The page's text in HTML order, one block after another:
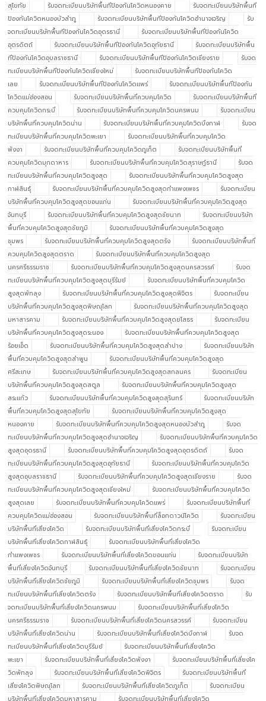
สุโขทัย
รับจดทะเบียนบริษัทพื้นทีป้องกันโควิดหนองคาย
รับจดทะเบียนบริษัทพื้นที
ป้องกันโควิดหนองบัวลำภู
รับจดทะเบียนบริษัทพื้นทีป้องกันโควิดอำนาจเจริญ
รับ
จดทะเบียนบริษัทพื้นทีป้องกันโควิดอุดรธานี
รับจดทะเบียนบริษัทพื้นทีป้องกันโควิด
อุตรดิตถ์
รับจดทะเบียนบริษัทพื้นทีป้องกันโควิดอุทัยธานี
รับจดทะเบียนบริษัทพื้น
ทีป้องกันโควิดอุบลราชธานี
รับจดทะเบียนบริษัทพื้นทีป้องกันโควิดเชียงราย
รับจด
ทะเบียนบริษัทพื้นทีป้องกันโควิดเชียงใหม่
รับจดทะเบียนบริษัทพื้นทีป้องกันโควิด
เลย
รับจดทะเบียนบริษัทพื้นทีป้องกันโควิดแพร่
รับจดทะเบียนบริษัทพื้นทีป้องกัน
โควิดแม่ฮ่องสอน
รับจดทะเบียนบริษัทพื้นที่ควบคุมโควิด
รับจดทะเบียนบริษัทพื้นที่
ควบคุมโควิดกระบี่
รับจดทะเบียนบริษัทพื้นที่ควบคุมโควิดนครพนม
รับจดทะเบียน
บริษัทพื้นที่ควบคุมโควิดน่าน
รับจดทะเบียนบริษัทพื้นที่ควบคุมโควิดบึงกาฬ
รับจด
ทะเบียนบริษัทพื้นที่ควบคุมโควิดพะเยา
รับจดทะเบียนบริษัทพื้นที่ควบคุมโควิด
พังงา
รับจดทะเบียนบริษัทพื้นที่ควบคุมโควิดภูเก็ต
รับจดทะเบียนบริษัทพื้นที่
ควบคุมโควิดมุกดาหาร
รับจดทะเบียนบริษัทพื้นที่ควบคุมโควิดสุราษฎ์ธานี
รับจด
ทะเบียนบริษัทพื้นที่ควบคุมโควิดสูงสุด
รับจดทะเบียนบริษัทพื้นที่ควบคุมโควิดสูงสุด
กาฬสินธุ์
รับจดทะเบียนบริษัทพื้นที่ควบคุมโควิดสูงสุดกำแพงเพชร
รับจดทะเบียน
บริษัทพื้นที่ควบคุมโควิดสูงสุดขอนแก่น
รับจดทะเบียนบริษัทพื้นที่ควบคุมโควิดสูงสุด
จันทบุรี
รับจดทะเบียนบริษัทพื้นที่ควบคุมโควิดสูงสุดชัยนาท
รับจดทะเบียนบริษัท
พื้นที่ควบคุมโควิดสูงสุดชัยภูมิ
รับจดทะเบียนบริษัทพื้นที่ควบคุมโควิดสูงสุด
ชุมพร
รับจดทะเบียนบริษัทพื้นที่ควบคุมโควิดสูงสุดตรัง
รับจดทะเบียนบริษัทพื้นที่
ควบคุมโควิดสูงสุดตราด
รับจดทะเบียนบริษัทพื้นที่ควบคุมโควิดสูงสุด
นครศรีธรรมราช
รับจดทะเบียนบริษัทพื้นที่ควบคุมโควิดสูงสุดนครสวรรค์
รับจด
ทะเบียนบริษัทพื้นที่ควบคุมโควิดสูงสุดบุรีรัมย์
รับจดทะเบียนบริษัทพื้นที่ควบคุมโควิด
สูงสุดพัทลุง
รับจดทะเบียนบริษัทพื้นที่ควบคุมโควิดสูงสุดพิจิตร
รับจดทะเบียน
บริษัทพื้นที่ควบคุมโควิดสูงสุดพิษณุโลก
รับจดทะเบียนบริษัทพื้นที่ควบคุมโควิดสูงสุด
มหาสารคาม
รับจดทะเบียนบริษัทพื้นที่ควบคุมโควิดสูงสุดยโสธร
รับจดทะเบียน
บริษัทพื้นที่ควบคุมโควิดสูงสุดระนอง
รับจดทะเบียนบริษัทพื้นที่ควบคุมโควิดสูงสุด
ร้อยเอ็ด
รับจดทะเบียนบริษัทพื้นที่ควบคุมโควิดสูงสุดลำปาง
รับจดทะเบียนบริษัท
พื้นที่ควบคุมโควิดสูงสุดลำพูน
รับจดทะเบียนบริษัทพื้นที่ควบคุมโควิดสูงสุด
ศรีสะเกษ
รับจดทะเบียนบริษัทพื้นที่ควบคุมโควิดสูงสุดสกลนคร
รับจดทะเบียน
บริษัทพื้นที่ควบคุมโควิดสูงสุดสตูล
รับจดทะเบียนบริษัทพื้นที่ควบคุมโควิดสูงสุด
สระแก้ว
รับจดทะเบียนบริษัทพื้นที่ควบคุมโควิดสูงสุดสุรินทร์
รับจดทะเบียนบริษัท
พื้นที่ควบคุมโควิดสูงสุดสุโขทัย
รับจดทะเบียนบริษัทพื้นที่ควบคุมโควิดสูงสุด
หนองคาย
รับจดทะเบียนบริษัทพื้นที่ควบคุมโควิดสูงสุดหนองบัวลำภู
รับจด
ทะเบียนบริษัทพื้นที่ควบคุมโควิดสูงสุดอำนาจเจริญ
รับจดทะเบียนบริษัทพื้นที่ควบคุมโควิด
สูงสุดอุดรธานี
รับจดทะเบียนบริษัทพื้นที่ควบคุมโควิดสูงสุดอุตรดิตถ์
รับจด
ทะเบียนบริษัทพื้นที่ควบคุมโควิดสูงสุดอุทัยธานี
รับจดทะเบียนบริษัทพื้นที่ควบคุมโควิด
สูงสุดอุบลราชธานี
รับจดทะเบียนบริษัทพื้นที่ควบคุมโควิดสูงสุดเชียงราย
รับจด
ทะเบียนบริษัทพื้นที่ควบคุมโควิดสูงสุดเชียงใหม่
รับจดทะเบียนบริษัทพื้นที่ควบคุมโควิด
สูงสุดเลย
รับจดทะเบียนบริษัทพื้นที่ควบคุมโควิดแพร่
รับจดทะเบียนบริษัทพื้นที่
ควบคุมโควิดแม่ฮ่องสอน
รับจดทะเบียนบริษัทพื้นที่ล็อกดาวน์โควิด
รับจดทะเบียน
บริษัทพื้นที่เสี่ยงโควิด
รับจดทะเบียนบริษัทพื้นที่เสี่ยงโควิดกระบี่
รับจดทะเบียน
บริษัทพื้นที่เสี่ยงโควิดกาฬสินธุ์
รับจดทะเบียนบริษัทพื้นที่เสี่ยงโควิด
กำแพงเพชร
รับจดทะเบียนบริษัทพื้นที่เสี่ยงโควิดขอนแก่น
รับจดทะเบียนบริษัท
พื้นที่เสี่ยงโควิดจันทบุรี
รับจดทะเบียนบริษัทพื้นที่เสี่ยงโควิดชัยนาท
รับจดทะเบียน
บริษัทพื้นที่เสี่ยงโควิดชัยภูมิ
รับจดทะเบียนบริษัทพื้นที่เสี่ยงโควิดชุมพร
รับจด
ทะเบียนบริษัทพื้นที่เสี่ยงโควิดตรัง
รับจดทะเบียนบริษัทพื้นที่เสี่ยงโควิดตราด
รับ
จดทะเบียนบริษัทพื้นที่เสี่ยงโควิดนครพนม
รับจดทะเบียนบริษัทพื้นที่เสี่ยงโควิด
นครศรีธรรมราช
รับจดทะเบียนบริษัทพื้นที่เสี่ยงโควิดนครสวรรค์
รับจดทะเบียน
บริษัทพื้นที่เสี่ยงโควิดน่าน
รับจดทะเบียนบริษัทพื้นที่เสี่ยงโควิดบึงกาฬ
รับจด
ทะเบียนบริษัทพื้นที่เสี่ยงโควิดบุรีรัมย์
รับจดทะเบียนบริษัทพื้นที่เสี่ยงโควิด
พะเยา
รับจดทะเบียนบริษัทพื้นที่เสี่ยงโควิดพังงา
รับจดทะเบียนบริษัทพื้นที่เสี่ยงโค
วิดพัทลุง
รับจดทะเบียนบริษัทพื้นที่เสี่ยงโควิดพิจิตร
รับจดทะเบียนบริษัทพื้นที่
เสี่ยงโควิดพิษณุโลก
รับจดทะเบียนบริษัทพื้นที่เสี่ยงโควิดภูเก็ต
รับจดทะเบียน
บริษัทพื้นที่เสี่ยงโควิดมหาสารคาม
รับจดทะเบียนบริษัทพื้นที่เสี่ยงโควิด